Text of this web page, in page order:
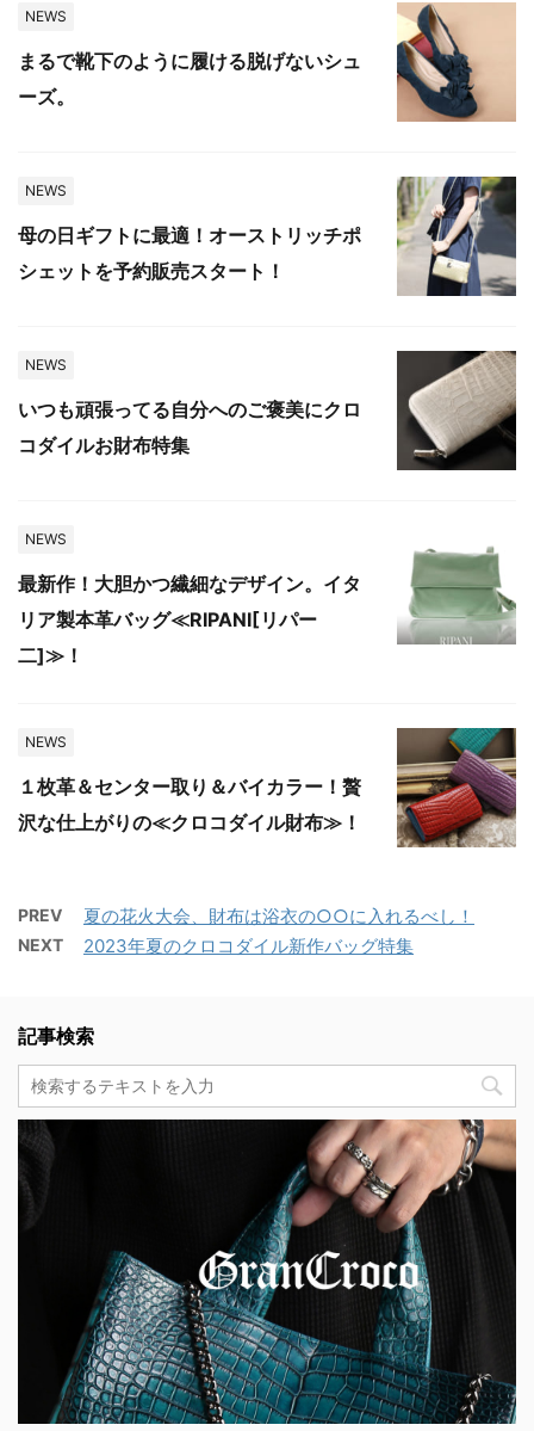
NEWS
まるで靴下のように履ける脱げないシュ
ーズ。
NEWS
母の日ギフトに最適！オーストリッチポ
シェットを予約販売スタート！
NEWS
いつも頑張ってる自分へのご褒美にクロ
コダイルお財布特集
NEWS
最新作！大胆かつ繊細なデザイン。イタ
リア製本革バッグ≪RIPANI[リパー
二]≫！
NEWS
１枚革＆センター取り＆バイカラー！贅
沢な仕上がりの≪クロコダイル財布≫！
PREV 夏の花火大会、財布は浴衣の○○に入れるべし！
NEXT 2023年夏のクロコダイル新作バッグ特集
記事検索